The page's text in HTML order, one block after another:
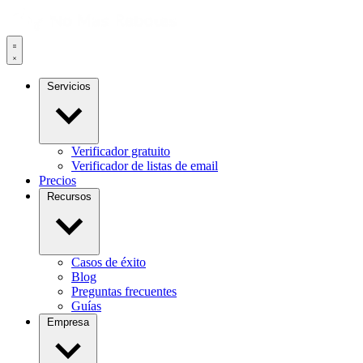
Servicios
Verificador gratuito
Verificador de listas de email
Precios
Recursos
Casos de éxito
Blog
Preguntas frecuentes
Guías
Empresa